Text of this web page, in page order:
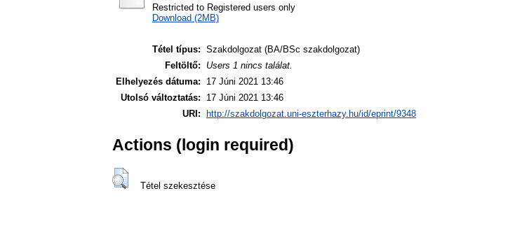
Restricted to Registered users only
Download (2MB)
Tétel típus: Szakdolgozat (BA/BSc szakdolgozat)
Feltöltő:
Users 1 nincs találat.
Elhelyezés dátuma:
17 Júni 2021 13:46
Utolsó változtatás:
17 Júni 2021 13:46
URI:
http://szakdolgozat.uni-eszterhazy.hu/id/eprint/9348
Actions (login required)
Tétel szekesztése